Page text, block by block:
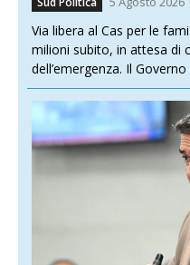
Via libera al Cas per le
milioni subito, in attesa di
dell’emergenza. Il